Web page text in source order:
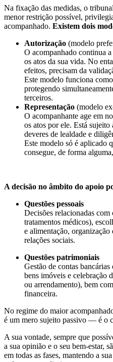
Na fixação das medidas, o
menor restrição possível,
acompanhado. Existem dois
Autorização (modelo
O acompanhado continua
os atos da sua vida. No
efeitos, precisam da
Este modelo funciona
protegendo
terceiros.
Representação (modelo
O acompanhante age em
os atos por ele. Está
deveres de lealdade e
Este modelo só é aplicado
consegue, de forma
A decisão no âmbito do apoio
Questões pessoais
Decisões relacionadas com
tratamentos médicos),
e alimentação, organização
relações sociais.
Questões patrimoniais
Gestão de contas
bens imóveis e celebração
ou arrendamento), bem
financeira.
No regime do maior
é um mero sujeito passivo — é o
A sua vontade, sempre que
a sua opinião e o seu bem‑estar,
em todas as fases, mantendo a